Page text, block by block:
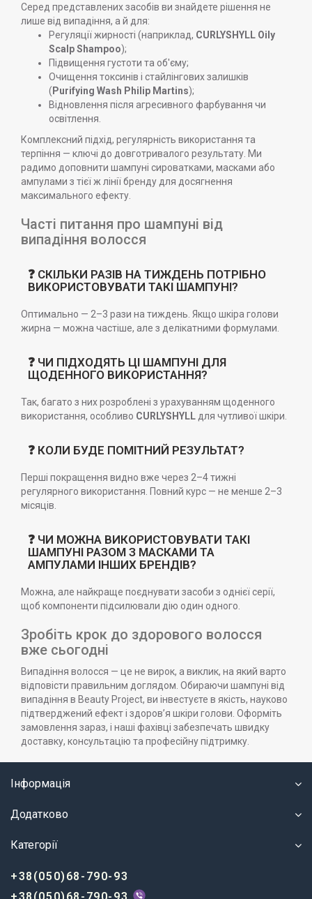
Серед представлених засобів ви знайдете рішення не
лише від випадіння, а й для:
Регуляції жирності (наприклад, CURLYSHYLL Oily
Scalp Shampoo);
Підвищення густоти та об'єму;
Очищення токсинів і стайлінгових залишків
( Purifying Wash Philip Martins);
Відновлення після агресивного фарбування чи
освітлення.
Комплексний підхід, регулярність використання та
терпіння — ключі до довготривалого результату. Ми
радимо доповнити шампуні сироватками, масками або
ампулами з тієї ж лінії бренду для досягнення
максимального ефекту.
Часті питання про шампуні від
випадіння волосся
❓ СКІЛЬКИ РАЗІВ НА ТИЖДЕНЬ ПОТРІБНО
ВИКОРИСТОВУВАТИ ТАКІ ШАМПУНІ?
Оптимально — 2–3 рази на тиждень. Якщо шкіра голови
жирна — можна частіше, але з делікатними формулами.
❓ ЧИ ПІДХОДЯТЬ ЦІ ШАМПУНІ ДЛЯ
ЩОДЕННОГО ВИКОРИСТАННЯ?
Так, багато з них розроблені з урахуванням щоденного
використання, особливо CURLYSHYLL для чутливої шкіри.
❓ КОЛИ БУДЕ ПОМІТНИЙ РЕЗУЛЬТАТ?
Перші покращення видно вже через 2–4 тижні
регулярного використання. Повний курс — не менше 2–3
місяців.
❓ ЧИ МОЖНА ВИКОРИСТОВУВАТИ ТАКІ
ШАМПУНІ РАЗОМ З МАСКАМИ ТА
АМПУЛАМИ ІНШИХ БРЕНДІВ?
Можна, але найкраще поєднувати засоби з однієї серії,
щоб компоненти підсилювали дію один одного.
Зробіть крок до здорового волосся
вже сьогодні
Випадіння волосся — це не вирок, а виклик, на який варто
відповісти правильним доглядом. Обираючи шампуні від
випадіння в Beauty Project, ви інвестуєте в якість, науково
підтверджений ефект і здоров’я шкіри голови. Оформіть
замовлення зараз, і наші фахівці забезпечать швидку
доставку, консультацію та професійну підтримку.
Інформація
Додатково
Категорії
+38(050)68-790-93